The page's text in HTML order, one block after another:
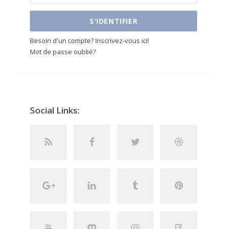
S'IDENTIFIER
Besoin d'un compte? Inscrivez-vous ici!
Mot de passe oublié?
Social Links: